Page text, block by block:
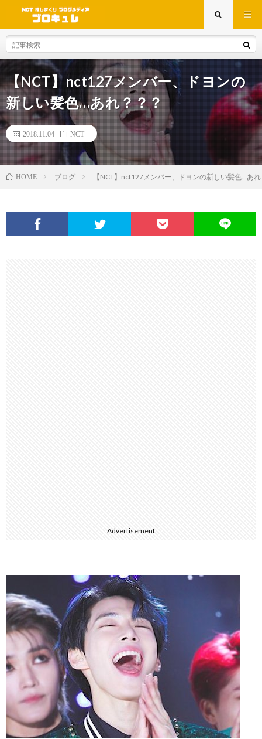
【NCT】nct127メンバー、ドヨンの
新しい髪色…あれ？？？
2018.11.04 NCT
HOME ブログ 【NCT】nct127メンバー、ドヨンの新しい髪色...あ
Advertisement